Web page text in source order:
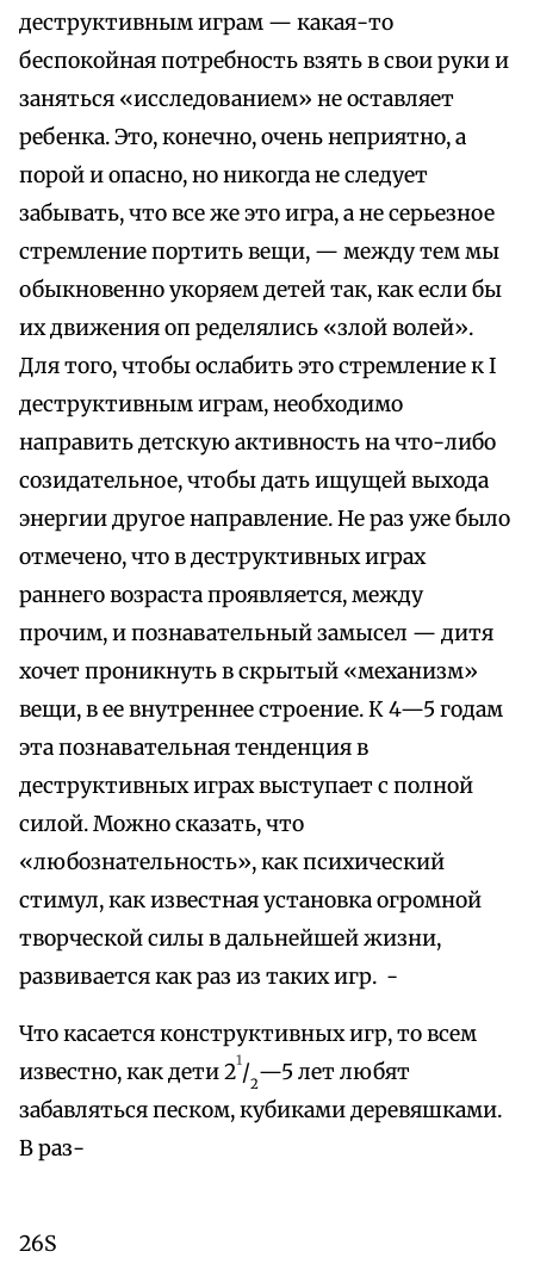
деструктивным играм — какая-то
беспокойная потребность взять в свои руки и
заняться «исследованием» не оставляет
ребенка. Это, конечно, очень неприятно, а
порой и опасно, но никогда не следует
забывать, что все же это игра, а не серьезное
стремление портить вещи, — между тем мы
обыкновенно укоряем детей так, как если бы
их движения оп ределялись «злой волей».
Для того, чтобы ослабить это стремление к I
деструктивным играм, необходимо
направить детскую активность на что-либо
созидательное, чтобы дать ищущей выхода
энергии другое направление. Не раз уже было
отмечено, что в деструктивных играх
раннего возраста проявляется, между
прочим, и познавательный замысел — дитя
хочет проникнуть в скрытый «механизм»
вещи, в ее внутреннее строение. К 4—5 годам
эта познавательная тенденция в
деструктивных играх выступает с полной
силой. Можно сказать, что
«любознательность», как психический
стимул, как известная установка огромной
творческой силы в дальнейшей жизни,
развивается как раз из таких игр. -
Что касается конструктивных игр, то всем
известно, как дети 21/2—5 лет любят
забавляться песком, кубиками деревяшками.
В раз-
26S